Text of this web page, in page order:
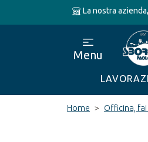
La nostra
Menu
Home Officina, fai